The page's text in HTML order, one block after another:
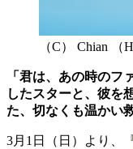
（C） Chian （
「君は、あの時のフ
したスターと、彼を
た、切なくも温かい
3月1日（日）より、